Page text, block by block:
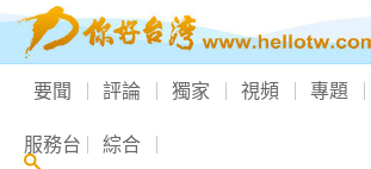
要聞 評論 獨家 視頻 專題
服務台 綜合